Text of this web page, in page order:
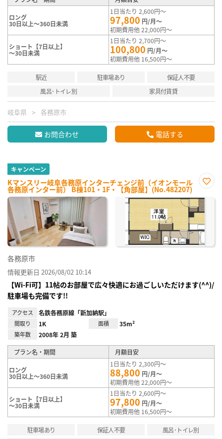
ロング
30日以上～360日未満
1日当たり 2,600円～
97,800 円/月～
初期費用他 22,000円～
ショート【7日以上】
～30日未満
1日当たり 2,700円～
100,800 円/月～
初期費用他 16,500円～
駅近 駐車場あり
保証人不要
風呂･トイレ別
家具付賃貸
岐阜県 各務原市
お問合わせ 電話する
キャンペーン
Kマンスリー岐阜各務原インターチェンジ前（イオンモール
各務原インター前） B棟101・1F・【角部屋】(No.482207)
に入
り登
録
各務原市
情報更新日 2026/08/02 10:14
【Wi-Fi可】11帖のお部屋で広々快適にお過ごしいただけます(^^)/
駐車場も完備です!!
アクセス 名鉄各務原線「新加納駅」
間取り 1K 面積 35m²
築年数 2008年 2月 築
プラン名・期間 月額目安
ロング
30日以上～360日未満
1日当たり 2,300円～
88,800 円/月～
初期費用他 22,000円～
ショート【7日以上】
～30日未満
1日当たり 2,600円～
97,800 円/月～
初期費用他 16,500円～
駐車場あり 保証人不要
風呂･トイレ別